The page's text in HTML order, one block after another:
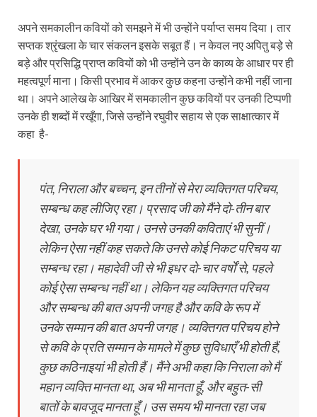
अपने समकालीन कवियों को समझने में भी उन्होंने पर्याप्त समय दिया। तार
सप्तक श्रृंखला के चार संकलन इसके सबूत हैं। न केवल नए अपितु बड़े से
बड़े और प्रसिद्धि प्राप्त कवियों को भी उन्होंने उन के काव्य के आधार पर ही
महत्वपूर्ण माना। किसी प्रभाव में आकर कुछ कहना उन्होंने कभी नहीं जाना
था। अपने आलेख के आखिर में समकालीन कुछ कवियों पर उनकी टिप्पणी
उनके ही शब्दों में रखूँगा, जिसे उन्होंने रघुवीर सहाय से एक साक्षात्कार में
कहा है-
पंत, निराला और बच्चन, इन तीनों से मेरा व्यक्तिगत परिचय,
सम्बन्ध कह लीजिए रहा। प्रसाद जी को मैंने दो-तीन बार
देखा, उनके घर भी गया। उनसे उनकी कविताएं भी सुनीं।
लेकिन ऐसा नहीं कह सकते कि उनसे कोई निकट परिचय या
सम्बन्ध रहा। महादेवी जी से भी इधर दो-चार वर्षों से, पहले
कोई ऐसा सम्बन्ध नहीं था। लेकिन यह व्यक्तिगत परिचय
और सम्बन्ध की बात अपनी जगह है और कवि के रूप में
उनके सम्मान की बात अपनी जगह। व्यक्तिगत परिचय होने
से कवि के प्रति सम्मान के मामले में कुछ सुविधाएँ भी होती हैं,
कुछ कठिनाइयां भी होती हैं। मैंने अभी कहा कि निराला को मैं
महान व्यक्ति मानता था, अब भी मानता हूँ, और बहुत-सी
बातों के बावजूद मानता हूँ। उस समय भी मानता रहा जब